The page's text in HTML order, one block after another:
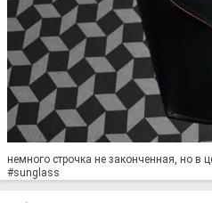
немного строчка не законченная, но в
#sunglass